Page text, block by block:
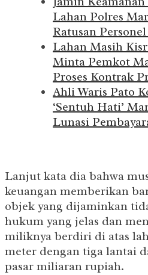
Lahan Polres
Ratusan
Lahan Masih
Minta Pemkot
Proses Kontrak
Ahli Waris Pato
‘Sentuh Hati’
Lunasi
Lanjut kata dia bahwa
keuangan memberikan
objek yang dijaminkan
hukum yang jelas dan
miliknya berdiri di atas
meter dengan tiga lantai
pasar miliaran rupiah.